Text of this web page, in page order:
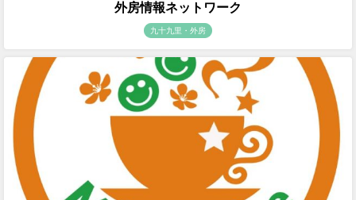
外房情報ネットワーク
九十九里・外房